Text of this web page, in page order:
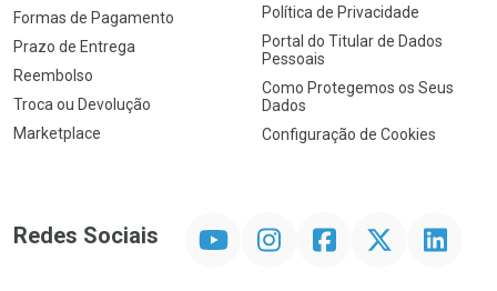
Formas de Pagamento
Prazo de Entrega
Reembolso
Troca ou Devolução
Marketplace
Política de Privacidade
Portal do Titular de Dados
Pessoais
Como Protegemos os Seus
Dados
Configuração de Cookies
Redes Sociais InstagramFacebookTwitter Linkedin